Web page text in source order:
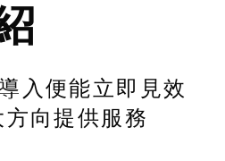
入便能立即見效
向提供服務